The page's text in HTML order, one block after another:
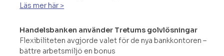
Läs mer här >
Handelsbanken använder Tretums golvlösningar
Flexibiliteten avgjorde valet för de nya bankkontoren –
bättre arbetsmiljö en bonus